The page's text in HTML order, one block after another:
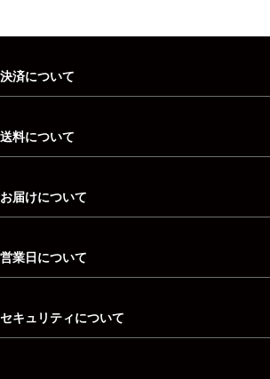
決済について
送料について
お届けについて
営業日について
セキュリティについて